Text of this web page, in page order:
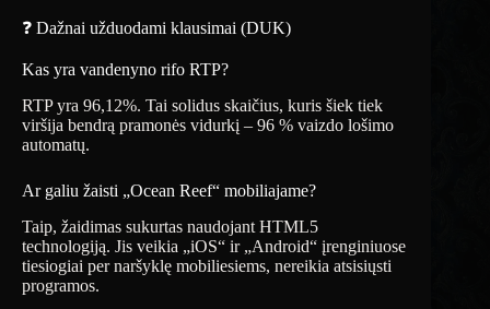
❓ Dažnai užduodami klausimai (DUK)
Kas yra vandenyno rifo RTP?
RTP yra 96,12%. Tai solidus skaičius, kuris šiek tiek
viršija bendrą pramonės vidurkį – 96 % vaizdo lošimo
automatų.
Ar galiu žaisti „Ocean Reef“ mobiliajame?
Taip, žaidimas sukurtas naudojant HTML5
technologiją. Jis veikia „iOS“ ir „Android“ įrenginiuose
tiesiogiai per naršyklę mobiliesiems, nereikia atsisiųsti
programos.